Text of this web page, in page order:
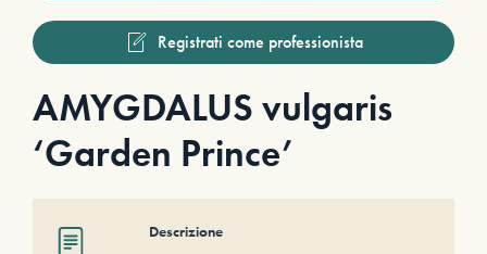
Registrati come professionista
AMYGDALUS vulgaris
‘Garden Prince’
Descrizione